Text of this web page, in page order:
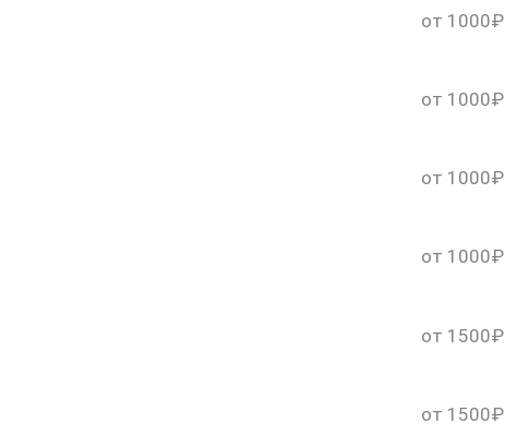
от 1000₽
от 1000₽
от 1000₽
от 1000₽
от 1500₽
от 1500₽